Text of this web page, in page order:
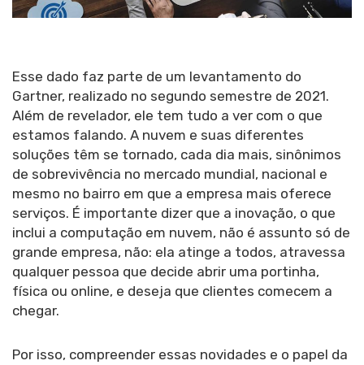
Esse dado faz parte de um levantamento do
Gartner, realizado no segundo semestre de 2021.
Além de revelador, ele tem tudo a ver com o que
estamos falando. A nuvem e suas diferentes
soluções têm se tornado, cada dia mais, sinônimos
de sobrevivência no mercado mundial, nacional e
mesmo no bairro em que a empresa mais oferece
serviços. É importante dizer que a inovação, o que
inclui a computação em nuvem, não é assunto só de
grande empresa, não: ela atinge a todos, atravessa
qualquer pessoa que decide abrir uma portinha,
física ou online, e deseja que clientes comecem a
chegar.
Por isso, compreender essas novidades e o papel da